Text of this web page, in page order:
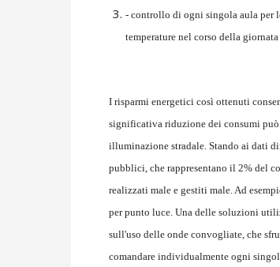
- controllo di ogni singola aula per
temperature nel corso della
I risparmi energetici così ottenuti
significativa riduzione dei consumi
illuminazione stradale. Stando ai dati
pubblici, che rappresentano il 2% del
realizzati male e gestiti male. Ad
per punto luce. Una delle soluzioni
sull'uso delle onde convogliate, che
comandare individualmente ogni